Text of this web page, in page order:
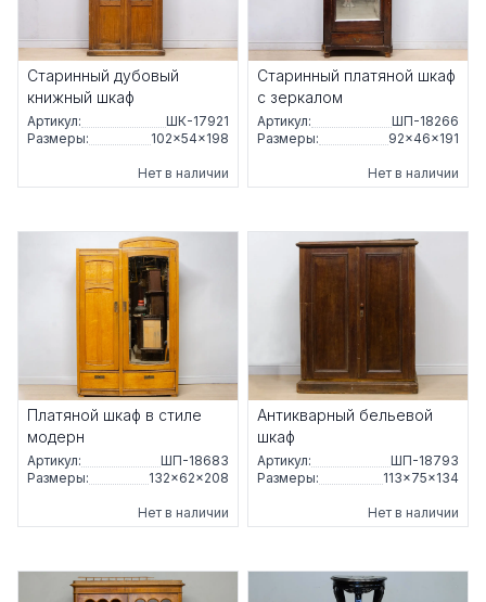
Старинный дубовый
книжный шкаф
Артикул:
ШК-17921
Размеры:
102×54×198
Нет в наличии
Старинный платяной шкаф
с зеркалом
Артикул:
ШП-18266
Размеры:
92×46×191
Нет в наличии
Платяной шкаф в стиле
модерн
Артикул:
ШП-18683
Размеры:
132×62×208
Нет в наличии
Антикварный бельевой
шкаф
Артикул:
ШП-18793
Размеры:
113×75×134
Нет в наличии